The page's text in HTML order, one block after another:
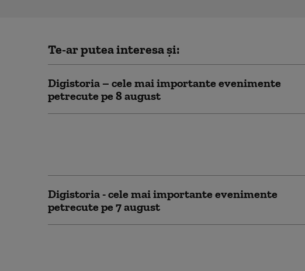
Te-ar putea interesa și:
Digistoria – cele mai importante evenimente
petrecute pe 8 august
Digistoria - cele mai importante evenimente
petrecute pe 7 august